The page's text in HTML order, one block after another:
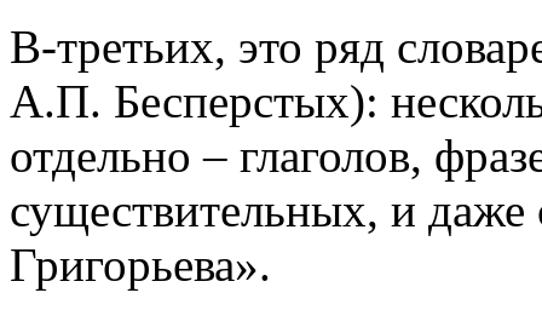
В-третьих, это ряд
А.П. Бесперстых):
отдельно – глаголов,
существительных, и даже
Григорьева».